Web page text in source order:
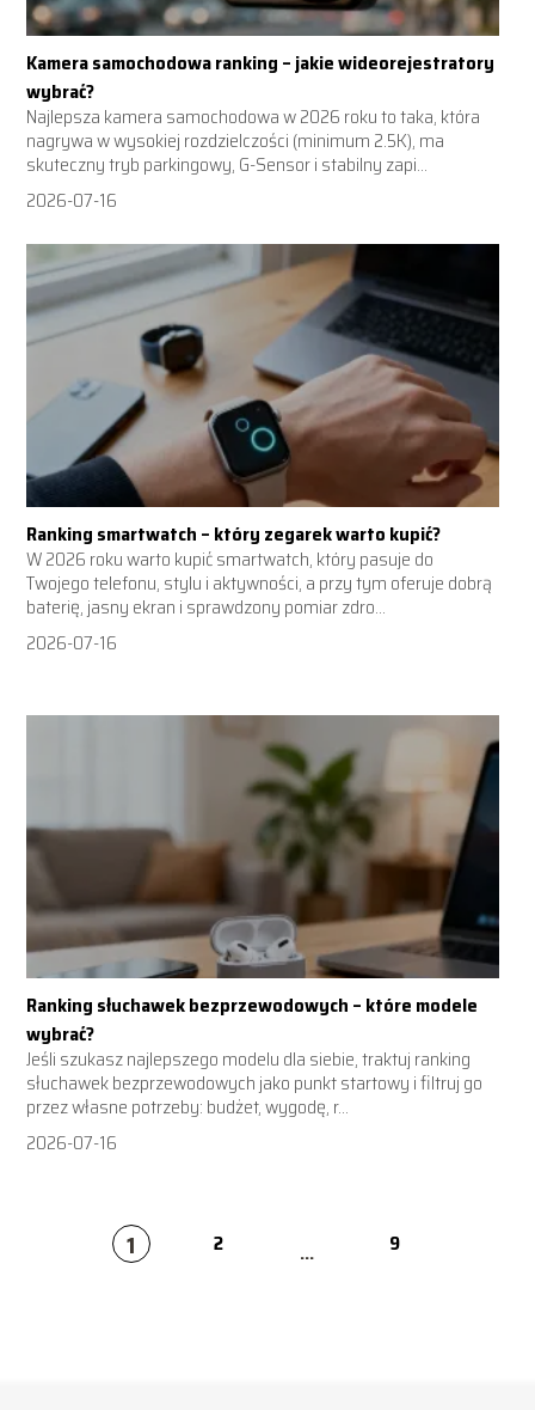
Kamera samochodowa ranking – jakie wideorejestratory
wybrać?
Najlepsza kamera samochodowa w 2026 roku to taka, która
nagrywa w wysokiej rozdzielczości (minimum 2.5K), ma
skuteczny tryb parkingowy, G-Sensor i stabilny zapi...
2026-07-16
Ranking smartwatch – który zegarek warto kupić?
W 2026 roku warto kupić smartwatch, który pasuje do
Twojego telefonu, stylu i aktywności, a przy tym oferuje dobrą
baterię, jasny ekran i sprawdzony pomiar zdro...
2026-07-16
Ranking słuchawek bezprzewodowych – które modele
wybrać?
Jeśli szukasz najlepszego modelu dla siebie, traktuj ranking
słuchawek bezprzewodowych jako punkt startowy i filtruj go
przez własne potrzeby: budżet, wygodę, r...
2026-07-16
1 2 ... 9